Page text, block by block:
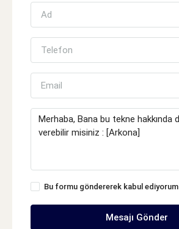
Bu formu göndererek kabul ediyorum
Mesajı Gönder